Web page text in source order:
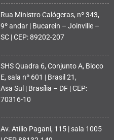
Rua Ministro Calógeras, nº 343,
9º andar | Bucarein – Joinville –
SC | CEP: 89202-207
SHS Quadra 6, Conjunto A, Bloco
E, sala nº 601 | Brasil 21,
Asa Sul | Brasília – DF | CEP:
70316-10
Av. Atílio Pagani, 115 | sala 1005